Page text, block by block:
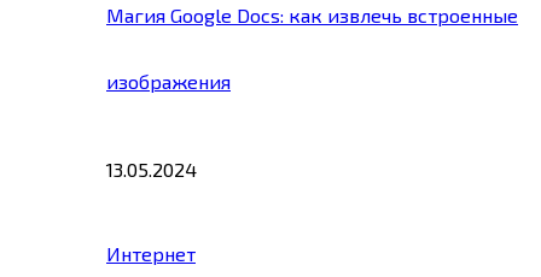
Магия Google Docs: как извлечь встроенные
изображения
13.05.2024
Интернет